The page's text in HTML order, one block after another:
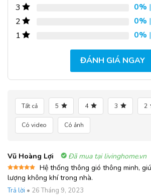
3
0%
2
0%
1
0%
ĐÁNH GIÁ NGAY
Tất cả 5 4 3 2
Có video Có ảnh
Vũ Hoàng Lợi Đã mua tại livinghome.vn
Được xếp
hạng5 5
sao
Hệ thống thông gió thông minh,
lượng không khí trong nhà.
Trả lời • 26 Tháng 9, 2023